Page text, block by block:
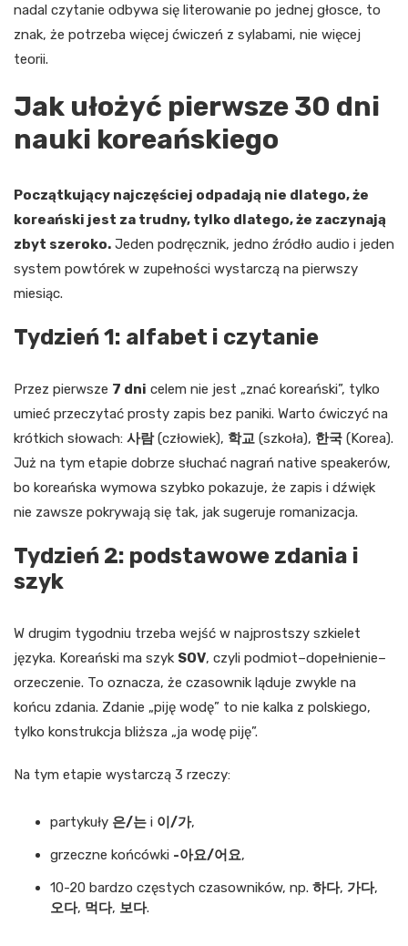
nadal czytanie odbywa się literowanie po jednej głosce, to
znak, że potrzeba więcej ćwiczeń z sylabami, nie więcej
teorii.
Jak ułożyć pierwsze 30 dni
nauki koreańskiego
Początkujący najczęściej odpadają nie dlatego, że
koreański jest za trudny, tylko dlatego, że zaczynają
zbyt szeroko. Jeden podręcznik, jedno źródło audio i jeden
system powtórek w zupełności wystarczą na pierwszy
miesiąc.
Tydzień 1: alfabet i czytanie
Przez pierwsze 7 dni celem nie jest „znać koreański”, tylko
umieć przeczytać prosty zapis bez paniki. Warto ćwiczyć na
krótkich słowach: 사람(człowiek), 학교 (szkoła), 한국 (Korea).
Już na tym etapie dobrze słuchać nagrań native speakerów,
bo koreańska wymowa szybko pokazuje, że zapis i dźwięk
nie zawsze pokrywają się tak, jak sugeruje romanizacja.
Tydzień 2: podstawowe zdania i
szyk
W drugim tygodniu trzeba wejść w najprostszy szkielet
języka. Koreański ma szyk SOV, czyli podmiot–dopełnienie–
orzeczenie. To oznacza, że czasownik ląduje zwykle na
końcu zdania. Zdanie „piję wodę” to nie kalka z polskiego,
tylko konstrukcja bliższa „ja wodę piję”.
Na tym etapie wystarczą 3 rzeczy:
partykuły 은/는 i 이/가,
grzeczne końcówki -아요/어요,
10-20 bardzo częstych czasowników, np. 하다, 가다,
오다, 먹다, 보다.